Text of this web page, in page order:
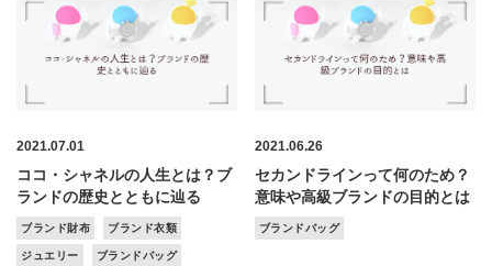
2021.07.01
ココ・シャネルの人生とは？ブ
ランドの歴史とともに辿る
ブランド財布 ブランド衣類
ジュエリー ブランドバッグ
2021.06.26
セカンドラインって何のため？
意味や高級ブランドの目的とは
ブランドバッグ